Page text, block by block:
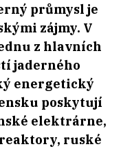
průmysl je
zájmy. V
z hlavních
jaderného
energetický
poskytují
elektrárne,
ruské